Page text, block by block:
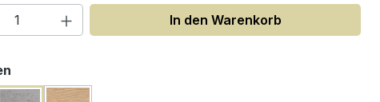
Anzahl: Gib den gewünschten Wert
In den Warenkorb